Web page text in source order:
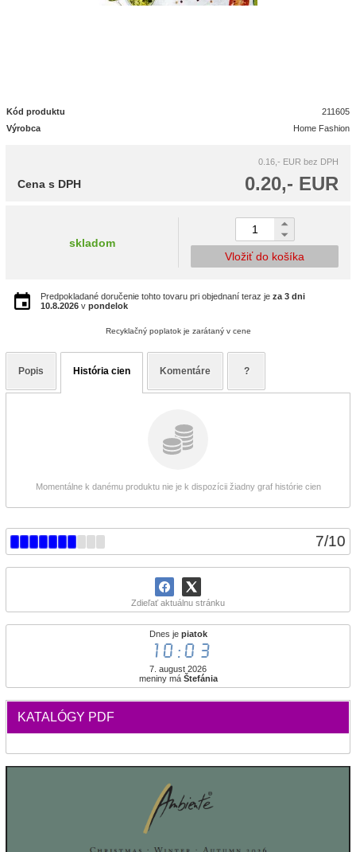
7/10
Zdieľať aktuálnu stránku
Dnes je piatok
10:03
7. august 2026
meniny má Štefánia
KATALÓGY PDF
Kód produktu
211605
Výrobca
Home Fashion
0.16,- EUR bez DPH
0.20,- EUR
Cena s DPH
skladom
Vložiť do košíka
Predpokladané doručenie tohto tovaru pri objednaní teraz je za 3 dni
10.8.2026 v pondelok
Recyklačný poplatok je zarátaný v cene
Popis História cien Komentáre ?
Momentálne k danému produktu nie je k dispozícii žiadny graf histórie cien